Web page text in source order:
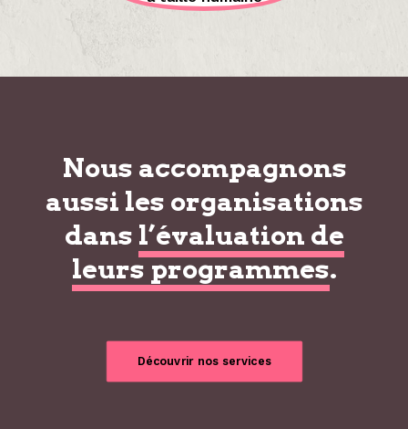
Nous accompagnons
aussi les organisations
dans l’évaluation de
leurs programmes.
Découvrir nos services